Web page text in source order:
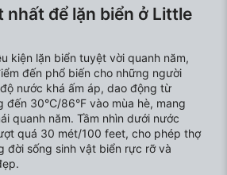
để lặn biển ở Little
kiện lặn biển tuyệt vời quanh năm,
đến phổ biến cho những người
nước khá ấm áp, dao động từ
đến 30°C/86°F vào mùa hè, mang
quanh năm. Tầm nhìn dưới nước
quá 30 mét/100 feet, cho phép thợ
đời sống sinh vật biển rực rỡ và
content
personalised content
performance
through statistics or
from different sources